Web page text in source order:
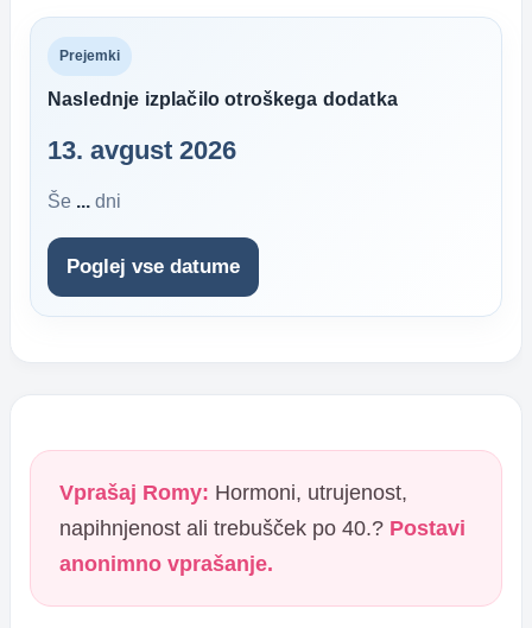
Prejemki
Naslednje izplačilo otroškega dodatka
13. avgust 2026
Še ... dni
Poglej vse datume
Vprašaj Romy: Hormoni, utrujenost,
napihnjenost ali trebušček po 40.? Postavi
anonimno vprašanje.